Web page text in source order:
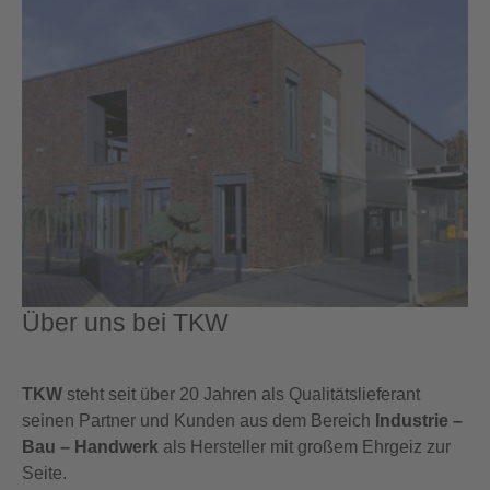
Über uns bei TKW
TKW steht seit über 20 Jahren als Qualitätslieferant
seinen Partner und Kunden aus dem Bereich Industrie –
Bau – Handwerk als Hersteller mit großem Ehrgeiz zur
Seite.